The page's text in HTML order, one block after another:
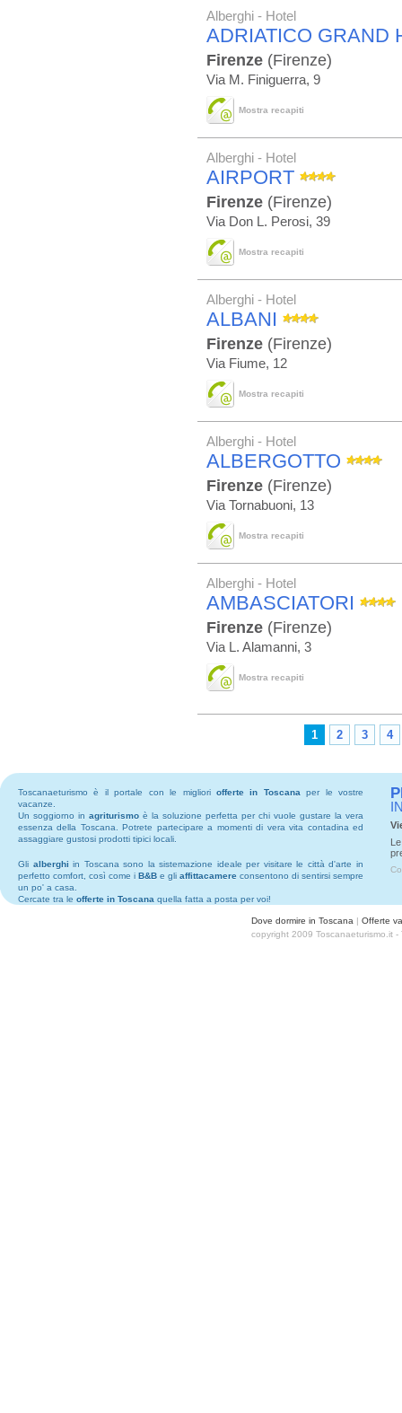
Alberghi - Hotel
ADRIATICO GRAND
Firenze (Firenze)
Via M. Finiguerra, 9
Mostra recapiti
Alberghi - Hotel
AIRPORT
Firenze (Firenze)
Via Don L. Perosi, 39
Mostra recapiti
Alberghi - Hotel
ALBANI
Firenze (Firenze)
Via Fiume, 12
Mostra recapiti
Alberghi - Hotel
ALBERGOTTO
Firenze (Firenze)
Via Tornabuoni, 13
Mostra recapiti
Alberghi - Hotel
AMBASCIATORI
Firenze (Firenze)
Via L. Alamanni, 3
Mostra recapiti
1 2 3 4
Toscanaeturismo è il portale con le migliori offerte in Toscana per le vostre
vacanze.
Un soggiorno in agriturismo è la soluzione perfetta per chi vuole gustare la vera
essenza della Toscana. Potrete partecipare a momenti di vera vita contadina ed
assaggiare gustosi prodotti tipici locali.
Gli alberghi in Toscana sono la sistemazione ideale per visitare le città d'arte in
perfetto comfort, così come i B&B e gli affittacamere consentono di sentirsi sempre
un po' a casa.
Cercate tra le offerte in Toscana quella fatta a posta per voi!
Dove dormire in Toscana | Offerte
copyright 2009 Toscanaeturismo.it